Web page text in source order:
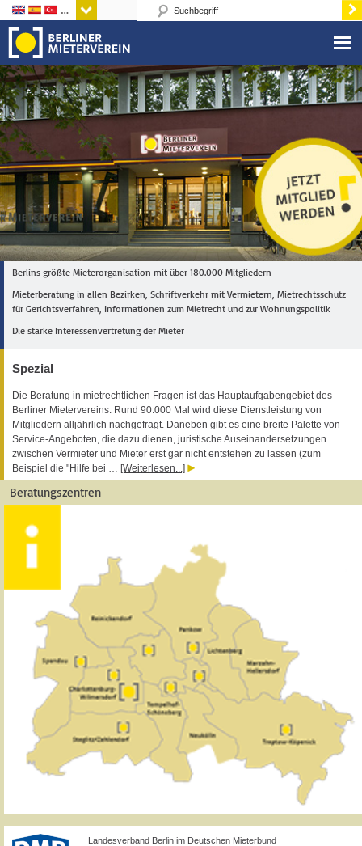
Sprachen
Berlins größte Mieterorganisation mit über 180.000 Mitgliedern
Mieterberatung in allen Bezirken, Schriftverkehr mit Vermietern, Mietrechtsschutz
für Gerichtsverfahren, Informationen zum Mietrecht und zur Wohnungspolitik
Die starke Interessenvertretung der Mieter
Spezial
Die Beratung in mietrechtlichen Fragen ist das Hauptaufgabengebiet des
Berliner Mietervereins: Rund 90.000 Mal wird diese Dienstleistung von
Mitgliedern alljährlich nachgefragt. Daneben gibt es eine breite Palette von
Service-Angeboten, die dazu dienen, juristische Auseinandersetzungen
zwischen Vermieter und Mieter erst gar nicht entstehen zu lassen (zum
Beispiel die "Hilfe bei … [Weiterlesen...]
Beratungszentren
Landesverband Berlin im Deutschen Mieterbund